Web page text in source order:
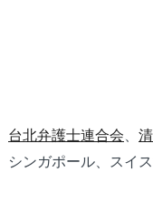
台北弁護士連合会
ンガポール、スイ